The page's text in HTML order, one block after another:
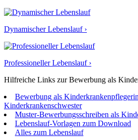
Dynamischer Lebenslauf ›
Professioneller Lebenslauf ›
Hilfreiche Links zur Bewerbung als
Bewerbung als
Kinderkrankenschwester
Muster-Bewerbungsschreiben als
Lebenslauf-Vorlagen zum Download
Alles zum Lebenslauf